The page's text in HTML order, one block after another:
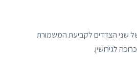
שני הצדדים לקביעת המשמורת
לגירושין.